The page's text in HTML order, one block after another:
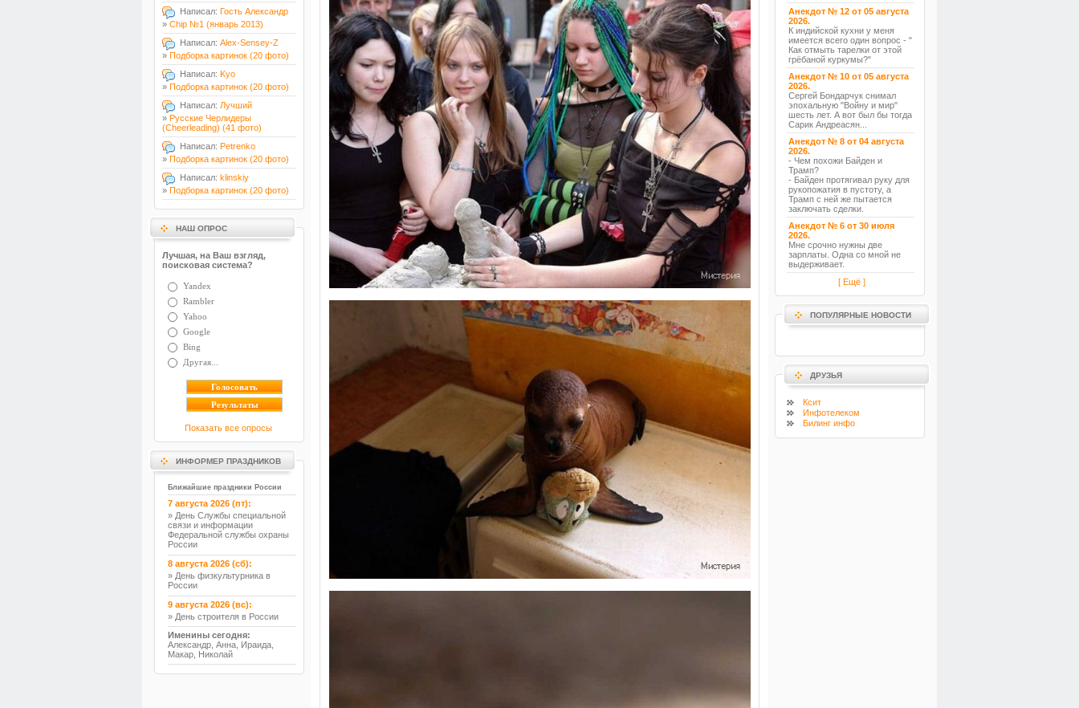
Написал: Гость Александр
» Chip №1 (январь 2013)
Написал: Alex-Sensey-Z
» Подборка картинок (20 фото)
Написал: Kyo
» Подборка картинок (20 фото)
Написал: Лучший
» Русские Черлидеры
(Cheerleading) (41 фото)
Написал: Petrenko
» Подборка картинок (20 фото)
Написал: klinskiy
» Подборка картинок (20 фото)
НАШ ОПРОС
Лучшая, на Ваш взгляд,
поисковая система?
Yandex
Rambler
Yahoo
Google
Bing
Другая...
Показать все опросы
ИНФОРМЕР ПРАЗДНИКОВ
Ближайшие праздники России
7 августа 2026 (пт):
» День Службы специальной
связи и информации
Федеральной службы охраны
России
8 августа 2026 (сб):
» День физкультурника в
России
9 августа 2026 (вс):
» День строителя в России
Именины сегодня:
Александр, Анна, Ираида,
Макар, Николай
Анекдот № 12 от 05 августа
2026.
К индийской кухни у меня
имеется всего один вопрос - "
Как отмыть тарелки от этой
грёбаной куркумы?"
Анекдот № 10 от 05 августа
2026.
Сергей Бондарчук снимал
эпохальную "Войну и мир"
шесть лет. А вот был бы тогда
Сарик Андреасян...
Анекдот № 8 от 04 августа
2026.
- Чем похожи Байден и
Трамп?
- Байден протягивал руку для
рукопожатия в пустоту, а
Трамп с ней же пытается
заключать сделки.
Анекдот № 6 от 30 июля
2026.
Мне срочно нужны две
зарплаты. Одна со мной не
выдерживает.
[ Ещё ]
ПОПУЛЯРНЫЕ НОВОСТИ
ДРУЗЬЯ
Ксит
Инфотелеком
Билинг инфо